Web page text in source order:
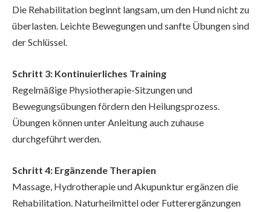
Die Rehabilitation beginnt langsam, um den Hund nicht zu
überlasten. Leichte Bewegungen und sanfte Übungen sind
der Schlüssel.
Schritt 3: Kontinuierliches Training
Regelmäßige Physiotherapie-Sitzungen und
Bewegungsübungen fördern den Heilungsprozess.
Übungen können unter Anleitung auch zuhause
durchgeführt werden.
Schritt 4: Ergänzende Therapien
Massage, Hydrotherapie und Akupunktur ergänzen die
Rehabilitation. Naturheilmittel oder Futterergänzungen